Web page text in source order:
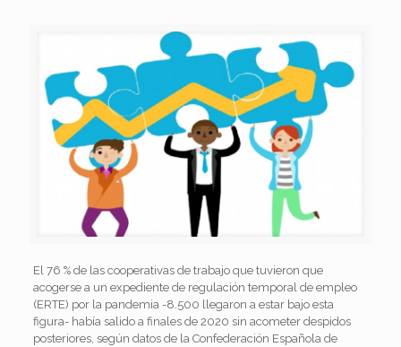
El 76 % de las cooperativas de trabajo que tuvieron que
acogerse a un expediente de regulación temporal de empleo
(ERTE) por la pandemia -8.500 llegaron a estar bajo esta
figura- había salido a finales de 2020 sin acometer despidos
posteriores, según datos de la Confederación Española de